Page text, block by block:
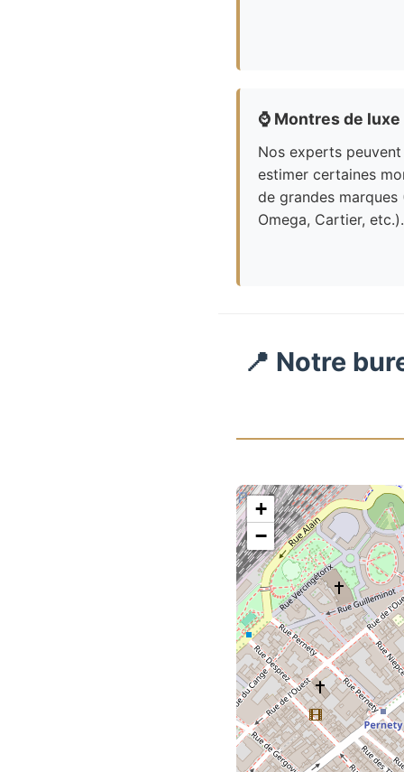
⌚ Montres de luxe
Nos experts peuvent
estimer certaines
de grandes marques
Omega, Cartier, etc.).
📍 Notre
+
−